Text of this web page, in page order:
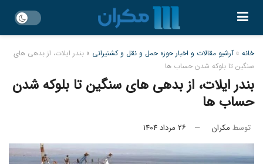
خانه » آرشیو مقالات و اخبار حوزه حمل و نقل و کشتیرانی » بندر ایلات، از بدهی‌ های
سنگین تا بلوکه شدن حساب‌ ها
بندر ایلات، از بدهی‌ های سنگین تا بلوکه شدن
حساب‌ ها
توسط مکران ۲۶ مرداد ۱۴۰۴